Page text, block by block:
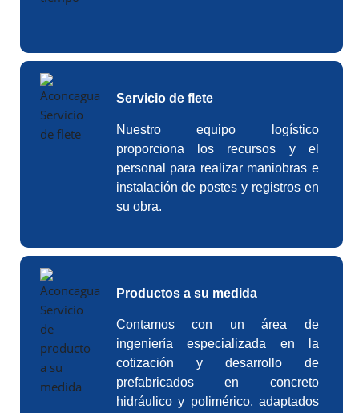
Servicio de flete
Nuestro equipo logístico
proporciona los recursos y el
personal para realizar maniobras e
instalación de postes y registros en
su obra.
Productos a su medida
Contamos con un área de
ingeniería especializada en la
cotización y desarrollo de
prefabricados en concreto
hidráulico y polimérico, adaptados